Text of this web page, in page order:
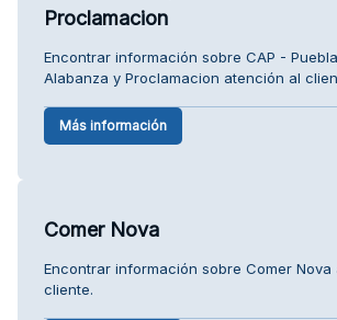
Proclamacion
Encontrar información sobre CAP -
Alabanza y Proclamacion atención al
Más información
Comer Nova
Encontrar información sobre Comer Nova
cliente.